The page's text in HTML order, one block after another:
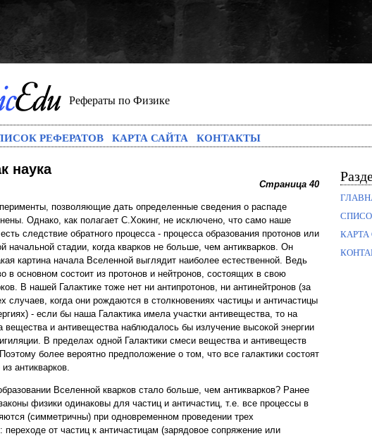
Рефераты по Физике
РЕФЕРАТОВ КАРТА САЙТА КОНТАКТЫ
наука
Страница 40
позволяющие дать определенные сведения о распаде
Однако, как полагает С.Хокинг, не исключено, что само наше
следствие обратного процесса - процесса образования протонов или
начальной стадии, когда кварков не больше, чем антикварков. Он
картина начала Вселенной выглядит наиболее естественной. Ведь
в основном состоит из протонов и нейтронов, состоящих в свою
В нашей Галактике тоже нет ни антипротонов, ни антинейтронов (за
случаев, когда они рождаются в столкновениях частицы и античастицы
- если бы наша Галактика имела участки антивещества, то на
вещества и антивещества наблюдалось бы излучение высокой энергии
В пределах одной Галактики смеси вещества и антивеществ
более вероятно предположение о том, что все галактики состоят
антикварков.
Вселенной кварков стало больше, чем антикварков? Ранее
физики одинаковы для частиц и античастиц, т.е. все процессы в
(симметричны) при одновременном проведении трех
переходе от частиц к античастицам (зарядовое сопряжение или
КАРТА